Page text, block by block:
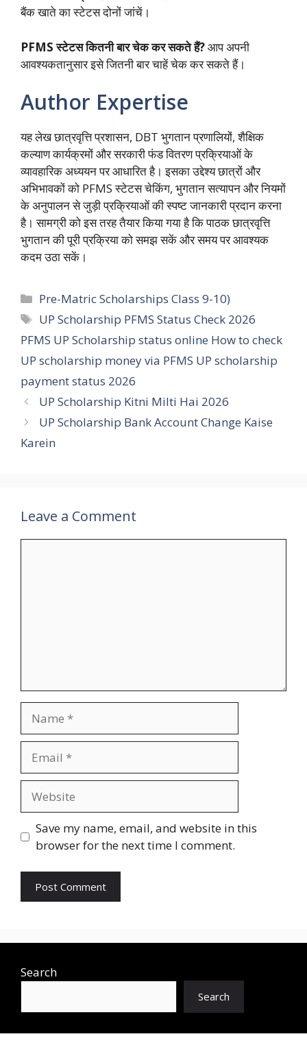
बैंक खाते का स्टेटस दोनों जांचें।
PFMS स्टेटस कितनी बार चेक कर सकते हैं?आप अपनी
आवश्यकतानुसार इसे जितनी बार चाहें चेक कर सकते हैं।
Author Expertise
यह लेख छात्रवृत्ति प्रशासन, DBT भुगतान प्रणालियों, शैक्षिक
कल्याण कार्यक्रमों और सरकारी फंड वितरण प्रक्रियाओं के
व्यावहारिक अध्ययन पर आधारित है। इसका उद्देश्य छात्रों और
अभिभावकों को PFMS स्टेटस चेकिंग, भुगतान सत्यापन और नियमों
के अनुपालन से जुड़ी प्रक्रियाओं की स्पष्ट जानकारी प्रदान करना
है। सामग्री को इस तरह तैयार किया गया है कि पाठक छात्रवृत्ति
भुगतान की पूरी प्रक्रिया को समझ सकें और समय पर आवश्यक
कदम उठा सकें।
Categories
Pre-Matric Scholarships Class 9-10)
Tags
UP Scholarship PFMS Status Check 2026
PFMS UP Scholarship status online How to check
UP scholarship money via PFMS UP scholarship
payment status 2026
UP Scholarship Kitni Milti Hai 2026
UP Scholarship Bank Account Change Kaise
Karein
Leave a Comment
Save my name, email, and website in this
browser for the next time I comment.
Search
Search